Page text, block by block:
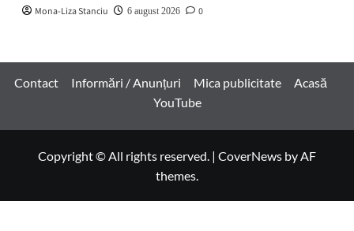
Mona-Liza Stanciu 6 august 2026 0
Contact Informări / Anunțuri Mica publicitate
Acasă
YouTube
Copyright © All rights reserved. | CoverNews by AF
themes.